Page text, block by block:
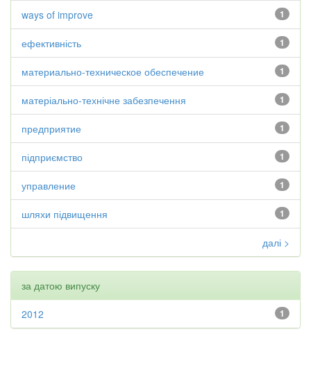
1
ways of improve
1
ефективність
1
материально-техническое обеспечение
1
матеріально-технічне забезпечення
1
предприятие
1
підприємство
1
управление
1
шляхи підвищення
далі >
за датою випуску
1
2012